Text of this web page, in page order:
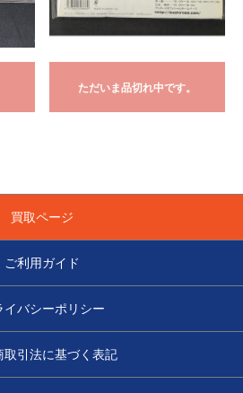
ただいま品切れ中です。
買取ページ
ご利用ガイド
イバシーポリシー
取引法に基づく表記